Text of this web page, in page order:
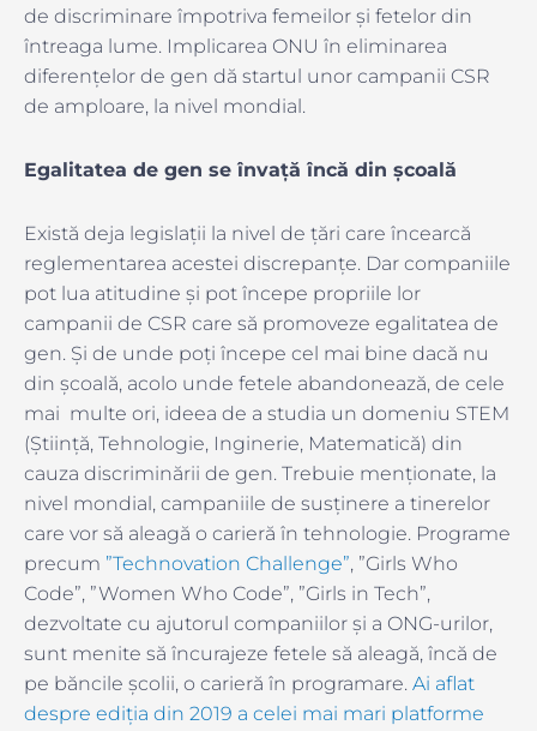
de discriminare împotriva femeilor și fetelor din
întreaga lume. Implicarea ONU în eliminarea
diferențelor de gen dă startul unor campanii CSR
de amploare, la nivel mondial.
Egalitatea de gen se învață încă din școală
Există deja legislații la nivel de țări care încearcă
reglementarea acestei discrepanțe. Dar companiile
pot lua atitudine și pot începe propriile lor
campanii de CSR care să promoveze egalitatea de
gen. Și de unde poți începe cel mai bine dacă nu
din școală, acolo unde fetele abandonează, de cele
mai multe ori, ideea de a studia un domeniu STEM
(Știință, Tehnologie, Inginerie, Matematică) din
cauza discriminării de gen. Trebuie menționate, la
nivel mondial, campaniile de susținere a tinerelor
care vor să aleagă o carieră în tehnologie. Programe
precum ”Technovation Challenge”, ”Girls Who
Code”, ”Women Who Code”, ”Girls in Tech”,
dezvoltate cu ajutorul companiilor și a ONG-urilor,
sunt menite să încurajeze fetele să aleagă, încă de
pe băncile școlii, o carieră în programare. Ai aflat
despre ediția din 2019 a celei mai mari platforme